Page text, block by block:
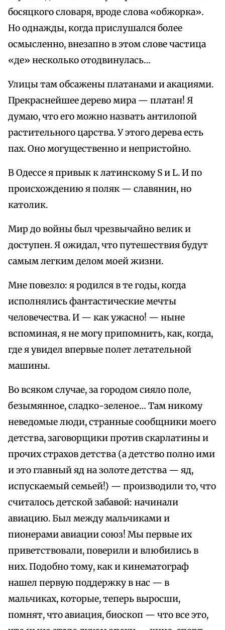
босяцкого словаря, вроде слова «обжорка».
Но однажды, когда прислушался более
осмысленно, внезапно в этом слове частица
«де» несколько отодвинулась…
Улицы там обсажены платанами и акациями.
Прекраснейшее дерево мира — платан! Я
думаю, что его можно назвать антилопой
растительного царства. У этого дерева есть
пах. Оно могущественно и непристойно.
В Одессе я привык к латинскому S и L. И по
происхождению я поляк — славянин, но
католик.
Мир до войны был чрезвычайно велик и
доступен. Я ожидал, что путешествия будут
самым легким делом моей жизни.
Мне повезло: я родился в те годы, когда
исполнялись фантастические мечты
человечества. И — как ужасно! — ныне
вспоминая, я не могу припомнить, как, когда,
где я увидел впервые полет летательной
машины.
Во всяком случае, за городом сияло поле,
безымянное, сладко-зеленое… Там никому
неведомые люди, странные сообщники моего
детства, заговорщики против скарлатины и
прочих страхов детства (а детство полно ими
и это главный яд на золоте детства — яд,
испускаемый семьей!) — производили то, что
считалось детской забавой: начинали
авиацию. Был между мальчиками и
пионерами авиации союз! Мы первые их
приветствовали, поверили и влюбились в
них. Подобно тому, как и кинематограф
нашел первую поддержку в нас — в
мальчиках, которые, теперь выросши,
помнят, что авиация, биоскоп — что все это,